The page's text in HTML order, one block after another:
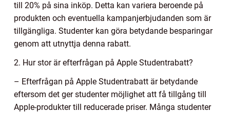
till 20% på sina inköp. Detta kan variera beroende på
produkten och eventuella kampanjerbjudanden som är
tillgängliga. Studenter kan göra betydande besparingar
genom att utnyttja denna rabatt.
2. Hur stor är efterfrågan på Apple Studentrabatt?
– Efterfrågan på Apple Studentrabatt är betydande
eftersom det ger studenter möjlighet att få tillgång till
Apple-produkter till reducerade priser. Många studenter